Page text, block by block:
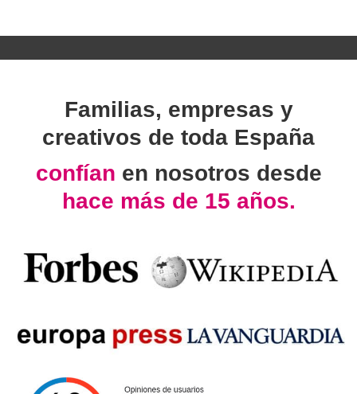
Familias, empresas y
creativos de toda España
confían en nosotros desde
hace más de 15 años.